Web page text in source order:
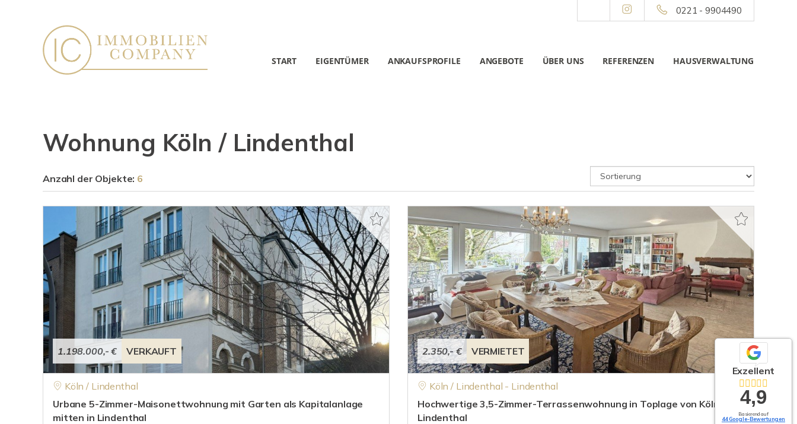
0221 - 9904490
START EIGENTÜMER ANKAUFSPROFILE ANGEBOTE ÜBER UNS REFERENZEN HAUSVERWALTUNG
Wohnung Köln / Lindenthal
Anzahl der Objekte: 6
1.198.000,- € VERKAUFT
Köln / Lindenthal
Urbane 5-Zimmer-Maisonettwohnung mit Garten als Kapitalanlage
mitten in Lindenthal
2.350,- € VERMIETET
Köln / Lindenthal - Lindenthal
Hochwertige 3,5-Zimmer-Terrassenwohnung in Toplage von Köln-
Lindenthal
Exzellent
4,9
Basierend auf
44 Google-Bewertungen